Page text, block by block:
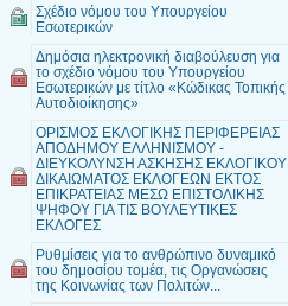
Σχέδιο νόμου του Υπουργείου
Εσωτερικών
Δημόσια ηλεκτρονική διαβούλευση για
το σχέδιο νόμου του Υπουργείου
Εσωτερικών με τίτλο «Κώδικας Τοπικής
Αυτοδιοίκησης»
ΟΡΙΣΜΟΣ ΕΚΛΟΓΙΚΗΣ ΠΕΡΙΦΕΡΕΙΑΣ
ΑΠΟΔΗΜΟΥ ΕΛΛΗΝΙΣΜΟΥ -
ΔΙΕΥΚΟΛΥΝΣΗ ΑΣΚΗΣΗΣ ΕΚΛΟΓΙΚΟΥ
ΔΙΚΑΙΩΜΑΤΟΣ ΕΚΛΟΓΕΩΝ ΕΚΤΟΣ
ΕΠΙΚΡΑΤΕΙΑΣ ΜΕΣΩ ΕΠΙΣΤΟΛΙΚΗΣ
ΨΗΦΟΥ ΓΙΑ ΤΙΣ ΒΟΥΛΕΥΤΙΚΕΣ
ΕΚΛΟΓΕΣ
Ρυθμίσεις για το ανθρώπινο δυναμικό
του δημοσίου τομέα, τις Οργανώσεις
της Κοινωνίας των Πολιτών...